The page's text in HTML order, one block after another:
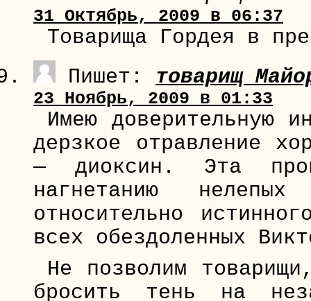
31 Октябрь, 2009 в 06:37
Товарища Гордея в
Пишет: товарищ
23 Ноябрь, 2009 в 01:33
Имею доверительную
дерзкое отравление
— диоксин. Эта
нагнетанию
относительно
всех обездоленных
Не позволим
бросить тень на